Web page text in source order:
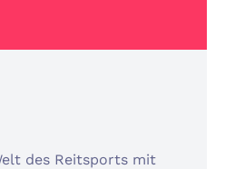
des Reitsports mit